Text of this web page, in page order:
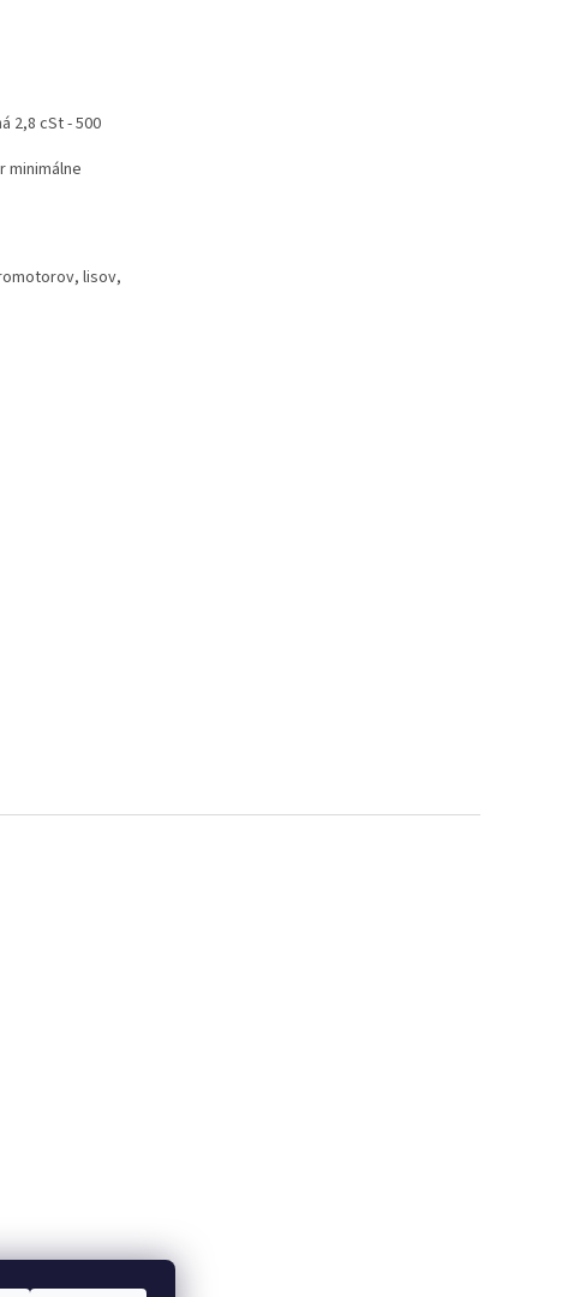
2,8 cSt - 500
minimálne
lisov,